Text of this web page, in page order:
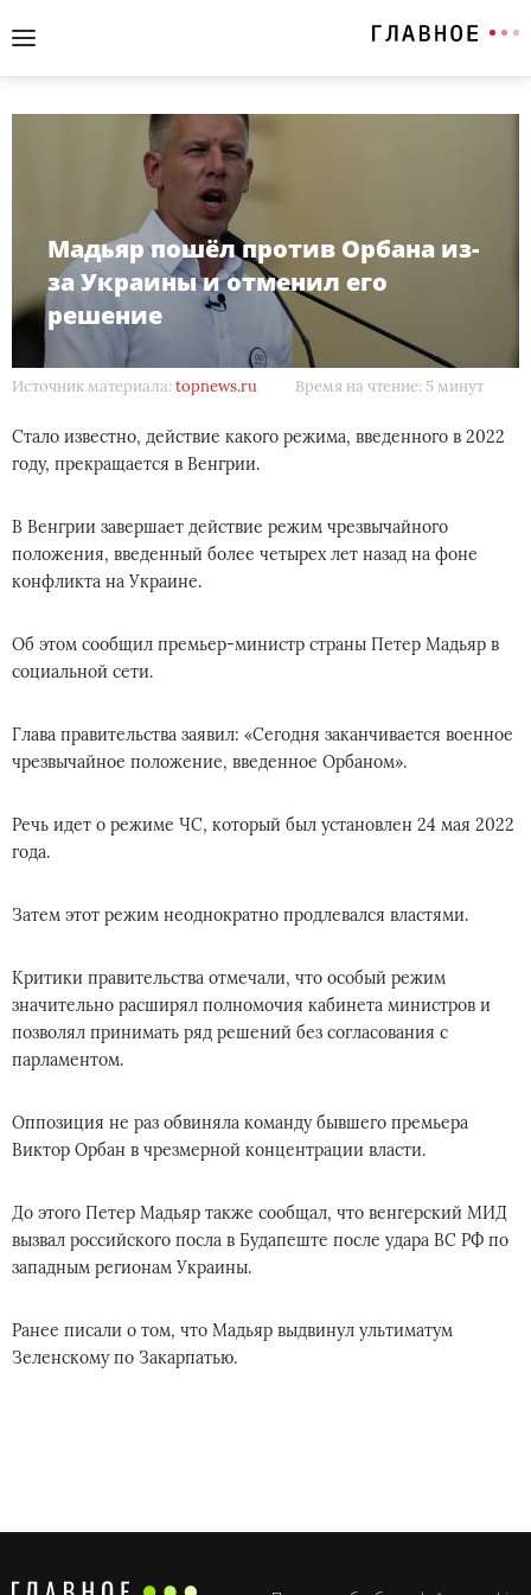
Мадьяр пошёл против Орбана из-
за Украины и отменил его
решение
Источник материала: topnews.ru Время на чтение: 5 минут
Стало известно, действие какого режима, введенного в 2022
году, прекращается в Венгрии.
В Венгрии завершает действие режим чрезвычайного
положения, введенный более четырех лет назад на фоне
конфликта на Украине.
Об этом сообщил премьер-министр страны Петер Мадьяр в
социальной сети.
Глава правительства заявил: «Сегодня заканчивается военное
чрезвычайное положение, введенное Орбаном».
Речь идет о режиме ЧС, который был установлен 24 мая 2022
года.
Затем этот режим неоднократно продлевался властями.
Критики правительства отмечали, что особый режим
значительно расширял полномочия кабинета министров и
позволял принимать ряд решений без согласования с
парламентом.
Оппозиция не раз обвиняла команду бывшего премьера
Виктор Орбан в чрезмерной концентрации власти.
До этого Петер Мадьяр также сообщал, что венгерский МИД
вызвал российского посла в Будапеште после удара ВС РФ по
западным регионам Украины.
Ранее писали о том, что Мадьяр выдвинул ультиматум
Зеленскому по Закарпатью.